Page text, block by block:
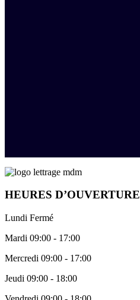
HEURES D’OUVERTURE
Lundi Fermé
Mardi 09:00 - 17:00
Mercredi 09:00 - 17:00
Jeudi 09:00 - 18:00